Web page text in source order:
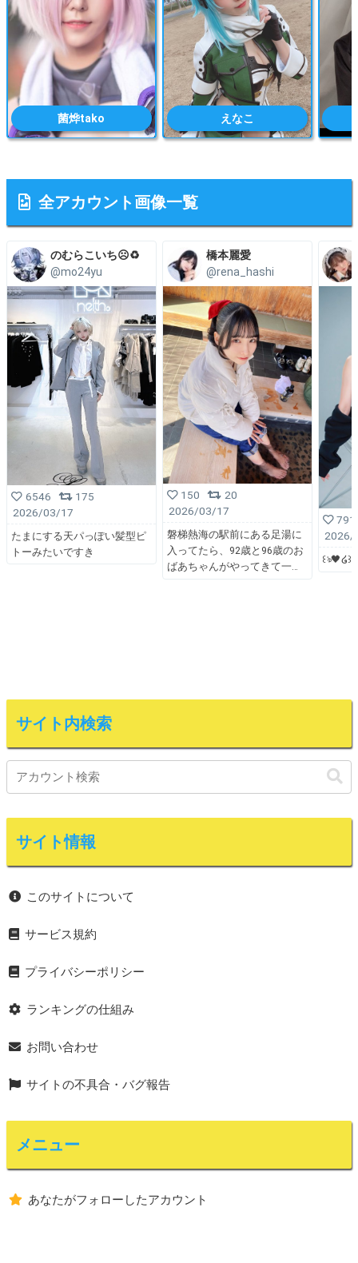
菌烨tako えなこ
全アカウント画像一覧
のむらこいち☹️♻️
@mo24yu
6546
175
2026/03/17
たまにする天パっぽい髪型ピ
トーみたいですき
橋本麗愛
@rena_hashi
150
20
2026/03/17
磐梯熱海の駅前にある足湯に
入ってたら、92歳と96歳のお
ばあちゃんがやってきて一
791
2026/
꒰ঌ🖤໒꒱
サイト内検索
サイト情報
このサイトについて
サービス規約
プライバシーポリシー
ランキングの仕組み
お問い合わせ
サイトの不具合・バグ報告
メニュー
あなたがフォローしたアカウント